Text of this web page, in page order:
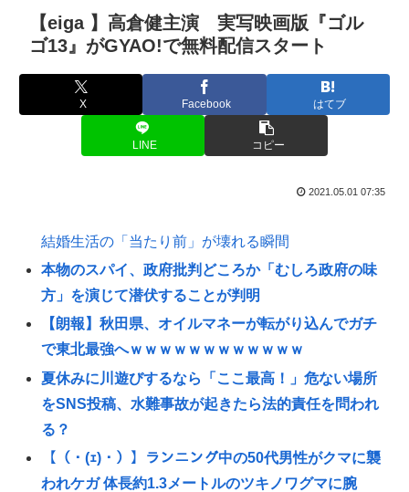
【eiga 】高倉健主演 実写映画版『ゴル
ゴ13』がGYAO!で無料配信スタート
X Facebook はてブ
LINE コピー
2021.05.01 07:35
結婚生活の「当たり前」が壊れる瞬間
本物のスパイ、政府批判どころか「むしろ政府の味
方」を演じて潜伏することが判明
【朗報】秋田県、オイルマネーが転がり込んでガチ
で東北最強へｗｗｗｗｗｗｗｗｗｗｗｗ
夏休みに川遊びするなら「ここ最高！」危ない場所
をSNS投稿、水難事故が起きたら法的責任を問われ
る？
【（・(ｪ)・）】ランニング中の50代男性がクマに襲
われケガ 体長約1.3メートルのツキノワグマに腕